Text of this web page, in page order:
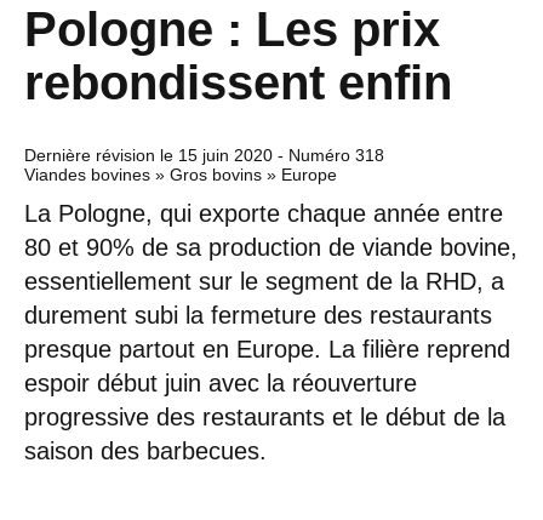
Pologne : Les prix
rebondissent enfin
Dernière révision le 15 juin 2020 - Numéro 318
Viandes bovines » Gros bovins » Europe
La Pologne, qui exporte chaque année entre
80 et 90% de sa production de viande bovine,
essentiellement sur le segment de la RHD, a
durement subi la fermeture des restaurants
presque partout en Europe. La filière reprend
espoir début juin avec la réouverture
progressive des restaurants et le début de la
saison des barbecues.